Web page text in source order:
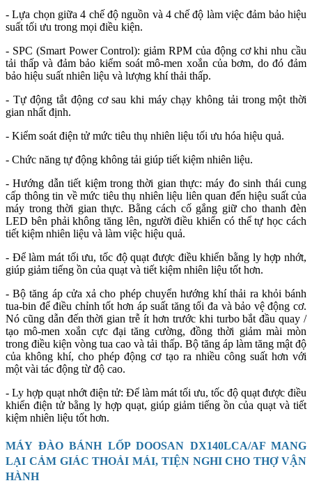
- Lựa chọn giữa 4 chế độ nguồn và 4 chế độ làm việc đảm bảo hiệu
suất tối ưu trong mọi điều kiện.
- SPC (Smart Power Control): giảm RPM của động cơ khi nhu cầu
tải thấp và đảm bảo kiểm soát mô-men xoắn của bơm, do đó đảm
bảo hiệu suất nhiên liệu và lượng khí thải thấp.
- Tự động tắt động cơ sau khi máy chạy không tải trong một thời
gian nhất định.
- Kiểm soát điện tử mức tiêu thụ nhiên liệu tối ưu hóa hiệu quả.
- Chức năng tự động không tải giúp tiết kiệm nhiên liệu.
- Hướng dẫn tiết kiệm trong thời gian thực: máy đo sinh thái cung
cấp thông tin về mức tiêu thụ nhiên liệu liên quan đến hiệu suất của
máy trong thời gian thực. Bằng cách cố gắng giữ cho thanh đèn
LED bên phải không tăng lên, người điều khiển có thể tự học cách
tiết kiệm nhiên liệu và làm việc hiệu quả.
- Để làm mát tối ưu, tốc độ quạt được điều khiển bằng ly hợp nhớt,
giúp giảm tiếng ồn của quạt và tiết kiệm nhiên liệu tốt hơn.
- Bộ tăng áp cửa xả cho phép chuyển hướng khí thải ra khỏi bánh
tua-bin để điều chỉnh tốt hơn áp suất tăng tối đa và bảo vệ động cơ.
Nó cũng dẫn đến thời gian trễ ít hơn trước khi turbo bắt đầu quay /
tạo mô-men xoắn cực đại tăng cường, đồng thời giảm mài mòn
trong điều kiện vòng tua cao và tải thấp. Bộ tăng áp làm tăng mật độ
của không khí, cho phép động cơ tạo ra nhiều công suất hơn với
một vài tác động từ độ cao.
- Ly hợp quạt nhớt điện tử: Để làm mát tối ưu, tốc độ quạt được điều
khiển điện tử bằng ly hợp quạt, giúp giảm tiếng ồn của quạt và tiết
kiệm nhiên liệu tốt hơn.
MÁY ĐÀO BÁNH LỐP DOOSAN DX140LCA/AF MANG
LẠI CẢM GIÁC THOẢI MÁI, TIỆN NGHI CHO THỢ VẬN
HÀNH